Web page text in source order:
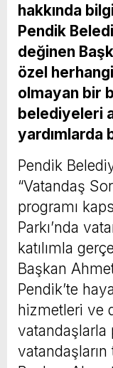
hakkında
Pendik
değinen
özel
olmayan bir
belediyeleri
yardımlarda
Pendik
“Vatandaş
programı
Parkı’nda
katılımla
Başkan
Pendik’te
hizmetleri ve
vatandaşlarla